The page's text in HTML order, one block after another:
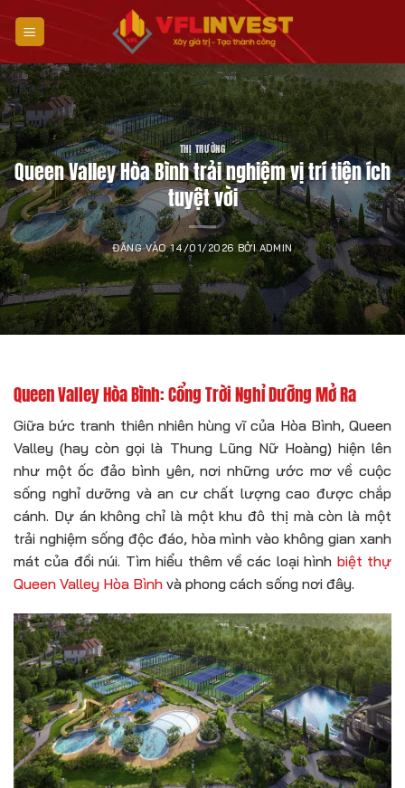
qua
nội
dung
THỊ TRƯỜNG
Queen Valley Hòa Bình trải nghiệm vị trí tiện ích
tuyệt vời
ĐĂNG VÀO14/01/2026 BỞIADMIN
Queen Valley Hòa Bình: Cổng Trời Nghỉ Dưỡng Mở Ra
Giữa bức tranh thiên nhiên hùng vĩ của Hòa Bình, Queen
Valley (hay còn gọi là Thung Lũng Nữ Hoàng) hiện lên
như một ốc đảo bình yên, nơi những ước mơ về cuộc
sống nghỉ dưỡng và an cư chất lượng cao được chắp
cánh. Dự án không chỉ là một khu đô thị mà còn là một
trải nghiệm sống độc đáo, hòa mình vào không gian xanh
mát của đồi núi. Tìm hiểu thêm về các loại hình biệt thự
Queen Valley Hòa Bình và phong cách sống nơi đây.